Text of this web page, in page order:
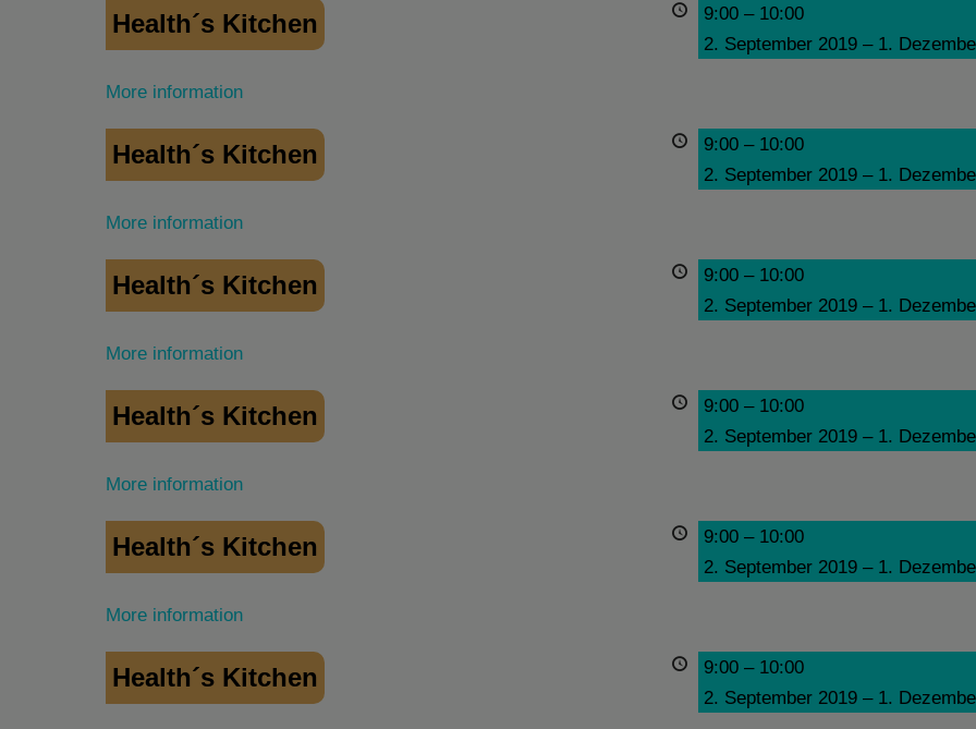
Health´s Kitchen 9:00 – 10:00
2. September 2019 – 1.
More information
Health´s Kitchen 9:00 – 10:00
2. September 2019 – 1.
More information
Health´s Kitchen 9:00 – 10:00
2. September 2019 – 1.
More information
Health´s Kitchen 9:00 – 10:00
2. September 2019 – 1.
More information
Health´s Kitchen 9:00 – 10:00
2. September 2019 – 1.
More information
Health´s Kitchen 9:00 – 10:00
2. September 2019 – 1.